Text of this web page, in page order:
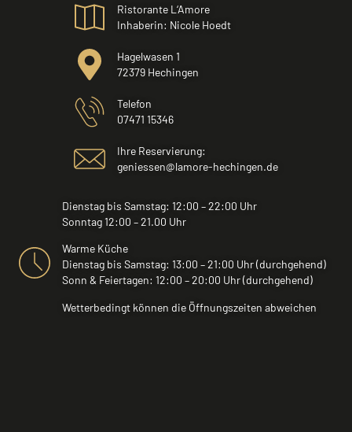
Ristorante L‘Amore
Inhaberin: Nicole Hoedt
Hagelwasen 1
72379 Hechingen
Telefon
07471 15346
Ihre Reservierung:
geniessen@lamore-hechingen.de
Dienstag bis Samstag: 12:00 – 22:00 Uhr
Sonntag 12:00 – 21.00 Uhr
Warme Küche
Dienstag bis Samstag: 13:00 – 21:00 Uhr (durchgehend)
Sonn & Feiertagen: 12:00 – 20:00 Uhr (durchgehend)
Wetterbedingt können die Öffnungszeiten abweichen